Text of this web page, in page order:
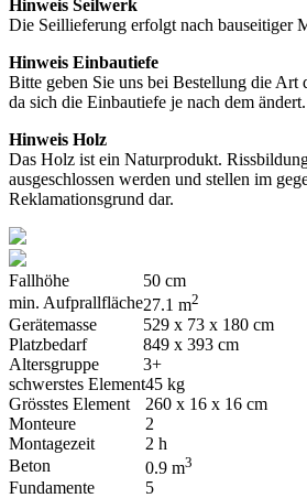
Hinweis Seilwerk
Die Seillieferung erfolgt nach bauseitiger
Hinweis Einbautiefe
Bitte geben Sie uns bei Bestellung die Art
da sich die Einbautiefe je nach dem ändert.
Hinweis Holz
Das Holz ist ein Naturprodukt.
ausgeschlossen werden und stellen im
Reklamationsgrund dar.
Fallhöhe
50 cm
min. Aufprallfläche27.1 m2
Gerätemasse
529 x 73 x 180 cm
Platzbedarf
849 x 393 cm
Altersgruppe
3+
schwerstes Element45 kg
Grösstes Element
260 x 16 x 16 cm
Monteure
2
Montagezeit
2 h
Beton
0.9 m3
Fundamente 5